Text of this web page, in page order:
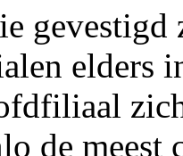
gevestigd
elders
de